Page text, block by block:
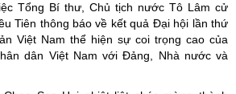
Tổng Bí thư, Chủ tịch nước Tô Lâm cử
Tiên thông báo về kết quả Đại hội lần thứ
Việt Nam thể hiện sự coi trọng cao của
dân Việt Nam với Đảng, Nhà nước và